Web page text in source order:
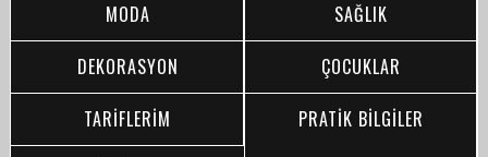
MODA
SAĞLIK
DEKORASYON
ÇOCUKLAR
TARİFLERİM
PRATİK BİLGİLER